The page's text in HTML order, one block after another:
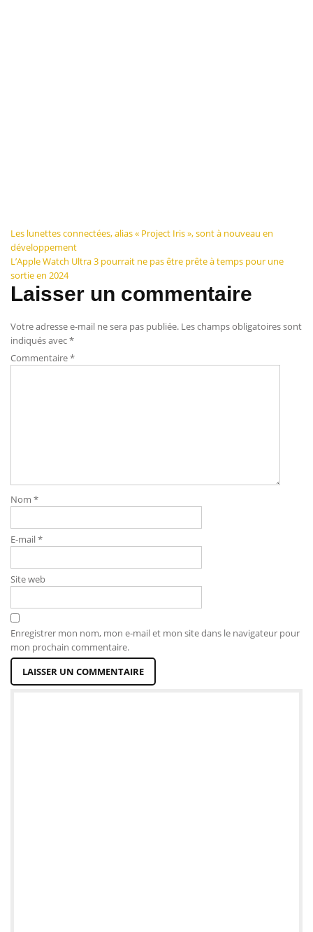
Navigation
de
l’article
Les lunettes connectées, alias « Project Iris », sont à nouveau en
développement
L’Apple Watch Ultra 3 pourrait ne pas être prête à temps pour une
sortie en 2024
Laisser un commentaire
Votre adresse e-mail ne sera pas publiée. Les champs obligatoires sont
indiqués avec*
Commentaire*
Nom *
E-mail*
Site web
Enregistrer mon nom, mon e-mail et mon site dans le navigateur pour
mon prochain commentaire.